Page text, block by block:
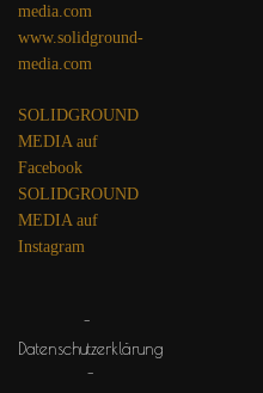
media.com
www.solidground-
media.com
SOLIDGROUND
MEDIA auf
Facebook
SOLIDGROUND
MEDIA auf
Instagram
Datenschutzerklärung